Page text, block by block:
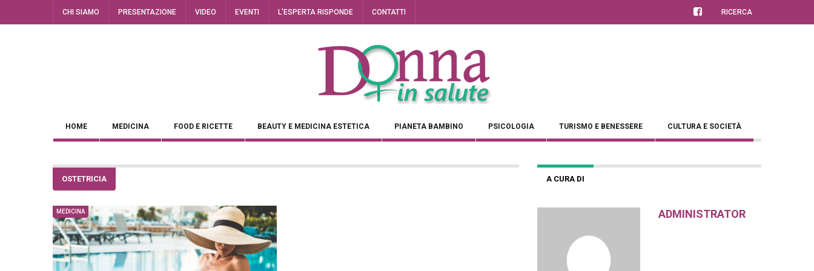
CHI SIAMO PRESENTAZIONE VIDEO EVENTI L’ESPERTA RISPONDE CONTATTI RICERCA
HOME MEDICINA FOOD E RICETTE BEAUTY E MEDICINA ESTETICA PIANETA BAMBINO PSICOLOGIA TURISMO E BENESSERE CULTURA E SOCIETÀ
OSTETRICIA
MEDICINA
A CURA DI
ADMINISTRATOR